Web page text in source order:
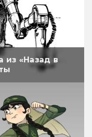
из «Назад в